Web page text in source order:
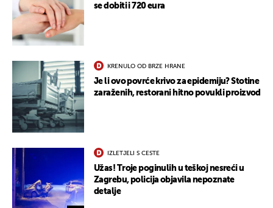
se dobiti i 720 eura
KRENULO OD BRZE HRANE
Je li ovo povrće krivo za epidemiju? Stotine
zaraženih, restorani hitno povukli proizvod
IZLETJELI S CESTE
Užas! Troje poginulih u teškoj nesreći u
Zagrebu, policija objavila nepoznate
detalje